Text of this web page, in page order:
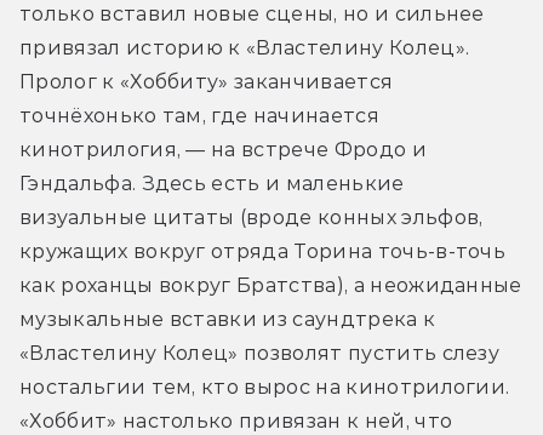
только вставил новые сцены, но и сильнее
привязал историю к «Властелину Колец».
Пролог к «Хоббиту» заканчивается
точнёхонько там, где начинается
кинотрилогия, — на встрече Фродо и
Гэндальфа. Здесь есть и маленькие
визуальные цитаты (вроде конных эльфов,
кружащих вокруг отряда Торина точь-в-точь
как роханцы вокруг Братства), а неожиданные
музыкальные вставки из саундтрека к
«Властелину Колец» позволят пустить слезу
ностальгии тем, кто вырос на кинотрилогии.
«Хоббит» настолько привязан к ней, что